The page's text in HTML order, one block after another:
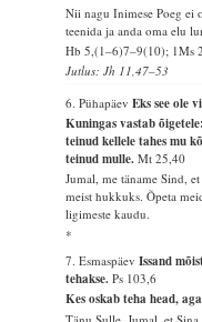
Nii nagu Inimese Poeg ei
teenida ja anda oma elu
Hb 5,(1–6)7–9(10); 1Ms
Jutlus: Jh 11,47–53
6. PühapäevEks see ole
Kuningas vastab
teinud kellele tahes mu
teinud mulle.Mt 25,40
Jumal, me täname Sind,
meist hukkuks. Õpeta
ligimeste kaudu.
*
7. EsmaspäevIssand
tehakse.Ps 103,6
Kes oskab teha head,